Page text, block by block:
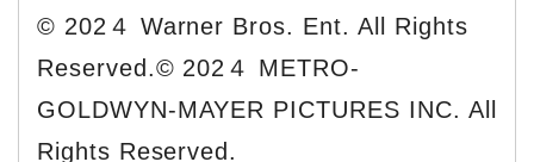
© 202４ Warner Bros. Ent. All Rights
Reserved.© 202４ METRO-
GOLDWYN-MAYER PICTURES INC. All
Rights Reserved.